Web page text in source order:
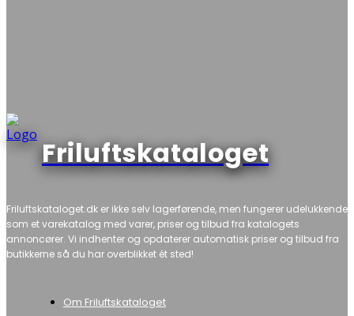
Friluftskataloget
Friluftskataloget.dk er ikke selv lagerførende, men fungerer udelukkende
som et varekatalog med varer, priser og tilbud fra katalogets
annoncører. Vi indhenter og opdaterer automatisk priser og tilbud fra
butikkerne så du har overblikket ét sted!
Om Friluftskataloget